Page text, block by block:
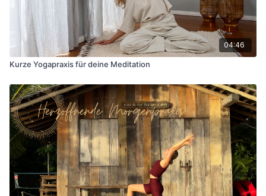
04:46
Kurze Yogapraxis für deine Meditation